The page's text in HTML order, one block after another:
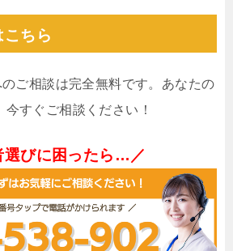
こちら
ご相談は完全無料です。あなたの
すぐご相談ください！
選びに困ったら…／